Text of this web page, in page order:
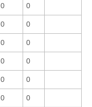
0 0
0 0
0 0
0 0
0 0
0 0